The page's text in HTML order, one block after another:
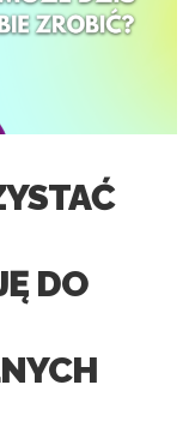
DO